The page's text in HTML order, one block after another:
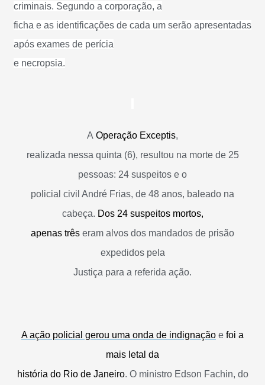
criminais. Segundo a corporação, a
ficha e as identificações de cada um serão apresentadas
após exames de perícia
e necropsia.
A Operação Exceptis,
realizada nessa quinta (6), resultou na morte de 25
pessoas: 24 suspeitos e o
policial civil André Frias, de 48 anos, baleado na
cabeça. Dos 24 suspeitos mortos,
apenas três eram alvos dos mandados de prisão
expedidos pela
Justiça para a referida ação.
A ação policial gerou uma onda de indignação e foi a
mais letal da
história do Rio de Janeiro. O ministro Edson Fachin, do